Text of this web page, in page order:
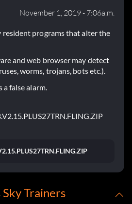
November 1, 2019 - 7:06a.m.
resident programs that alter the
and web browser may detect
worms, trojans, bots etc.).
a false alarm.
Trainers